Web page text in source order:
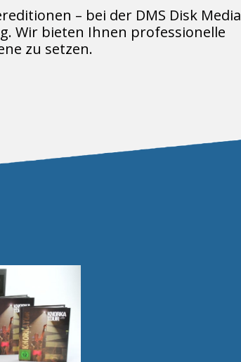
– bei der DMS Disk Media
Wir bieten Ihnen professionelle
zu setzen.